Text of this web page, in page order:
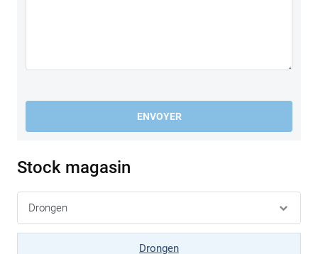
ENVOYER
Stock magasin
Drongen